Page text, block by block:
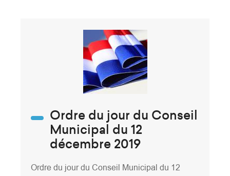
Ordre du jour du Conseil
Municipal du 12
décembre 2019
Ordre du jour du Conseil Municipal du 12